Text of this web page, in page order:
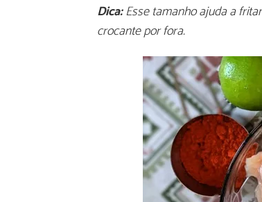
Dica:Esse tamanho ajuda a
crocante por fora.